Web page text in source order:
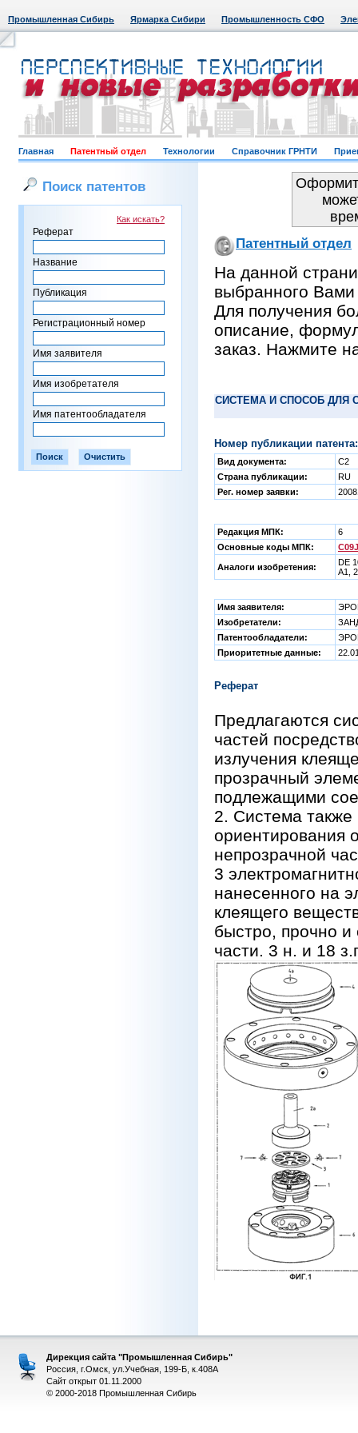
Промышленная Сибирь Ярмарка Сибири Промышленность СФО
Главная Патентный отдел Технологии Справочник ГРНТИ
Поиск патентов
Как искать?
Реферат
Название
Публикация
Регистрационный номер
Имя заявителя
Имя изобретателя
Имя патентообладателя
Патентный отдел
На данной
выбранного Вами
Для получения
описание,
заказ. Нажмите
СИСТЕМА И СПОСОБ ДЛЯ
Номер публикации
Вид документа:
C2
Страна публикации:
RU
Рег. номер заявки:
Редакция МПК:
6
Основные коды МПК:
Аналоги изобретения:
DE
A1,
Имя заявителя:
Изобретатели:
Патентообладатели:
Приоритетные данные:
Реферат
Предлагаются
частей
излучения
прозрачный
подлежащими
2. Система
ориентирования
непрозрачной
3
нанесенного на
клеящего
быстро, прочно и
части. 3 н. и 18
Дирекция сайта "Промышленная Сибирь"
Россия, г.Омск, ул.Учебная, 199-Б, к.408А
Сайт открыт 01.11.2000
© 2000-2018 Промышленная Сибирь